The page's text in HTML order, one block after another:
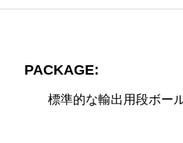
PACKAGE:
標準的な輸出用段ボー